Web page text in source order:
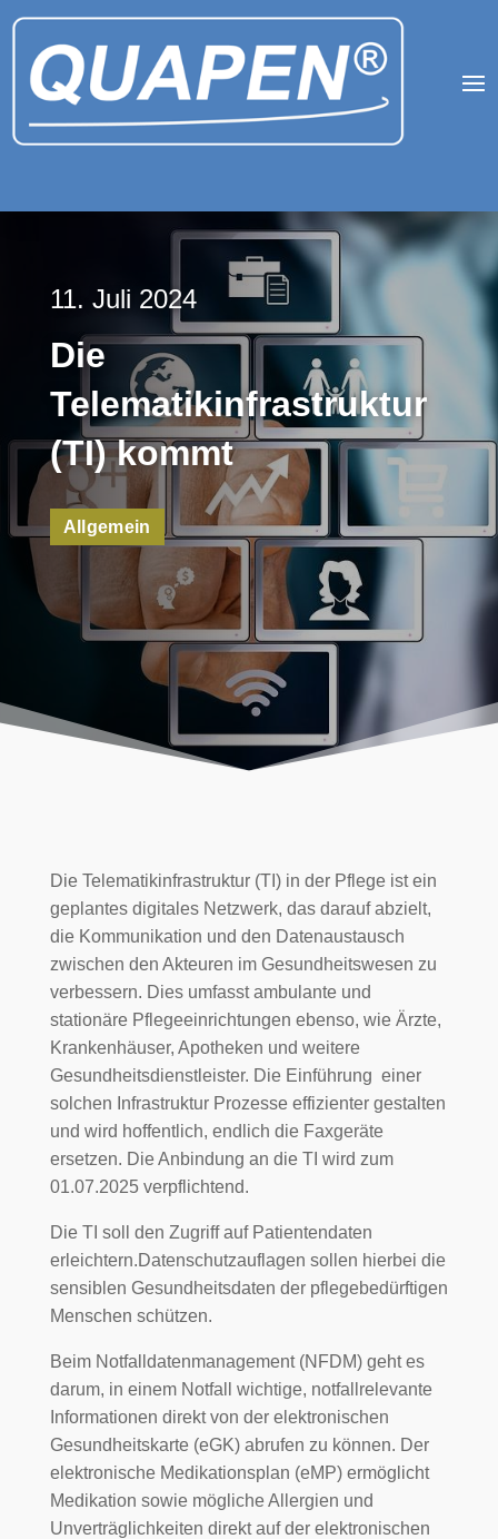
11. Juli 2024
Die
Telematikinfrastruktur
(TI) kommt
Allgemein
Die Telematikinfrastruktur (TI) in der Pflege ist ein
geplantes digitales Netzwerk, das darauf abzielt,
die Kommunikation und den Datenaustausch
zwischen den Akteuren im Gesundheitswesen zu
verbessern. Dies umfasst ambulante und
stationäre Pflegeeinrichtungen ebenso, wie Ärzte,
Krankenhäuser, Apotheken und weitere
Gesundheitsdienstleister. Die Einführung einer
solchen Infrastruktur Prozesse effizienter gestalten
und wird hoffentlich, endlich die Faxgeräte
ersetzen. Die Anbindung an die TI wird zum
01.07.2025 verpflichtend.
Die TI soll den Zugriff auf Patientendaten
erleichtern.Datenschutzauflagen sollen hierbei die
sensiblen Gesundheitsdaten der pflegebedürftigen
Menschen schützen.
Beim Notfalldatenmanagement (NFDM) geht es
darum, in einem Notfall wichtige, notfallrelevante
Informationen direkt von der elektronischen
Gesundheitskarte (eGK) abrufen zu können. Der
elektronische Medikationsplan (eMP) ermöglicht
Medikation sowie mögliche Allergien und
Unverträglichkeiten direkt auf der elektronischen